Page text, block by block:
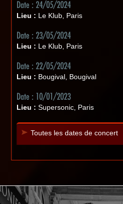
Date : 24/05/2024
Lieu : Le Klub, Paris
Date : 23/05/2024
Lieu : Le Klub, Paris
Date : 22/05/2024
Lieu : Bougival, Bougival
Date : 10/01/2023
Lieu : Supersonic, Paris
Toutes les dates de concert